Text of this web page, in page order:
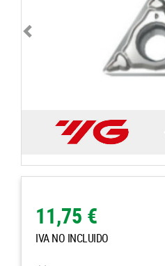
11,75 €
IVA NO INCLUIDO